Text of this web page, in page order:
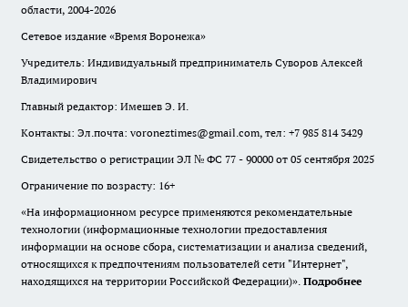
области, 2004-2026
Сетевое издание «Время Воронежа»
Учредитель: Индивидуальный предприниматель Суворов Алексей
Владимирович
Главный редактор: Имешев Э. И.
Контакты: Эл.почта: voroneztimes@gmail.com, тел: +7 985 814 3429
Свидетельство о регистрации ЭЛ № ФС 77 - 90000 от 05 сентября 2025
Ограничение по возрасту: 16+
«На информационном ресурсе применяются рекомендательные
технологии (информационные технологии предоставления
информации на основе сбора, систематизации и анализа сведений,
относящихся к предпочтениям пользователей сети "Интернет",
находящихся на территории Российской Федерации)». Подробнее